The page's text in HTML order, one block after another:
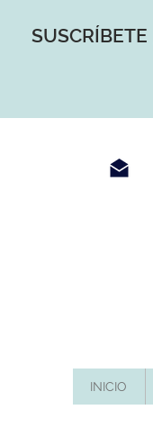
SUSCRÍBETE
INICIO